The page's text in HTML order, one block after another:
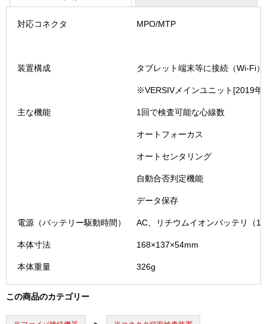
対応コネクタ MPO/MTP
装置構成 タブレット端末等に接続（Wi-Fi）
※VERSIVメインユニット[2019年
主な機能 1回で検査可能な心線数
オートフォーカス
オートセンタリング
自動合否判定機能
データ保存
電源（バッテリー駆動時間） AC、リチウムイオンバッテリ（
本体寸法 168×137×54mm
本体重量 326g
この商品のカテゴリー